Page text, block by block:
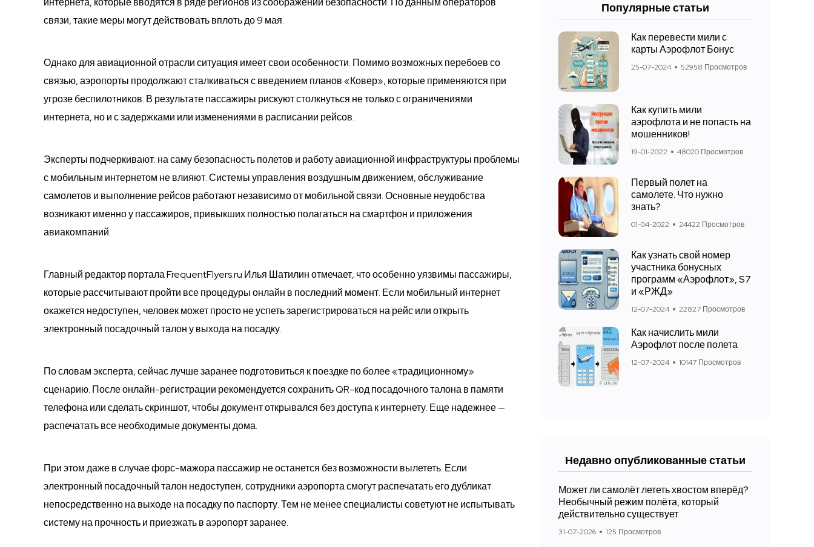
связи, такие меры могут действовать вплоть до 9 мая.
Однако для авиационной отрасли ситуация имеет свои особенности. Помимо возможных перебоев со
связью, аэропорты продолжают сталкиваться с введением планов «Ковер», которые применяются при
угрозе беспилотников. В результате пассажиры рискуют столкнуться не только с ограничениями
интернета, но и с задержками или изменениями в расписании рейсов.
Эксперты подчеркивают: на саму безопасность полетов и работу авиационной инфраструктуры проблемы
с мобильным интернетом не влияют. Системы управления воздушным движением, обслуживание
самолетов и выполнение рейсов работают независимо от мобильной связи. Основные неудобства
возникают именно у пассажиров, привыкших полностью полагаться на смартфон и приложения
авиакомпаний.
Главный редактор портала FrequentFlyers.ru Илья Шатилин отмечает, что особенно уязвимы пассажиры,
которые рассчитывают пройти все процедуры онлайн в последний момент. Если мобильный интернет
окажется недоступен, человек может просто не успеть зарегистрироваться на рейс или открыть
электронный посадочный талон у выхода на посадку.
По словам эксперта, сейчас лучше заранее подготовиться к поездке по более «традиционному»
сценарию. После онлайн-регистрации рекомендуется сохранить QR-код посадочного талона в памяти
телефона или сделать скриншот, чтобы документ открывался без доступа к интернету. Еще надежнее —
распечатать все необходимые документы дома.
При этом даже в случае форс-мажора пассажир не останется без возможности вылететь. Если
электронный посадочный талон недоступен, сотрудники аэропорта смогут распечатать его дубликат
непосредственно на выходе на посадку по паспорту. Тем не менее специалисты советуют не испытывать
систему на прочность и приезжать в аэропорт заранее.
Популярные статьи
Как перевести мили с
карты Аэрофлот Бонус
25-07-2024 52958 Просмотров
Как купить мили
аэрофлота и не попасть на
мошенников!
19-01-2022 48020 Просмотров
Первый полет на
самолете. Что нужно
знать?
01-04-2022 24422 Просмотров
Как узнать свой номер
участника бонусных
программ «Аэрофлот», S7
и «РЖД»
12-07-2024 22827 Просмотров
Как начислить мили
Аэрофлот после полета
12-07-2024 10147 Просмотров
Недавно опубликованные статьи
Может ли самолёт лететь хвостом вперёд?
Необычный режим полёта, который
действительно существует
31-07-2026 125 Просмотров